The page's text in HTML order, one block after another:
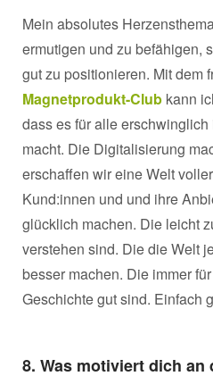
Mein absolutes
ermutigen und zu befähigen,
gut zu positionieren. Mit dem
Magnetprodukt-Club kann
dass es für alle
macht. Die Digitalisierung
erschaffen wir eine Welt
Kund:innen und und ihre
glücklich machen. Die leicht
verstehen sind. Die die Welt
besser machen. Die immer
Geschichte gut sind. Einfach
8. Was motiviert dich an